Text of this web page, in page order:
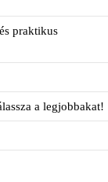
praktikus
a legjobbakat!